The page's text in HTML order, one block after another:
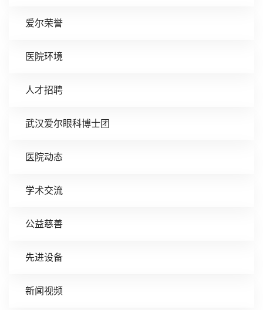
爱尔荣誉
医院环境
人才招聘
武汉爱尔眼科博士团
医院动态
学术交流
公益慈善
先进设备
新闻视频